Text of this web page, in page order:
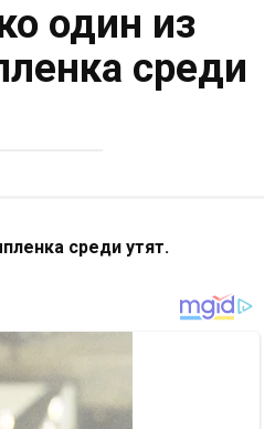
один из
среди
среди утят.